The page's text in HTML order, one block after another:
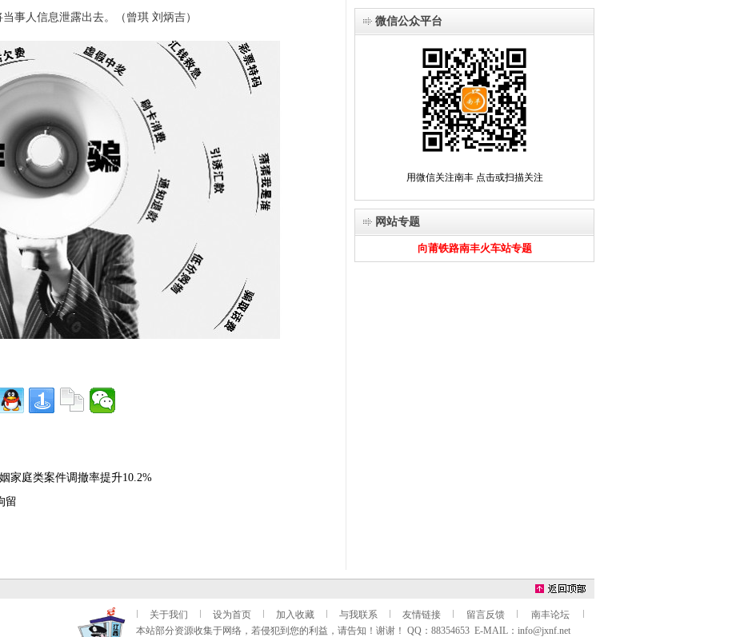
事人信息泄露出去。（曾琪 刘炳吉）
家庭类案件调撤率提升10.2%
留
微信公众平台
用微信关注南丰 点击或扫描关注
网站专题
向莆铁路南丰火车站专题
关于我们 设为首页 加入收藏 与我联系 友情链接 留言反馈
南丰论坛
本站部分资源收集于网络，若侵犯到您的利益，请告知！谢谢！ QQ：88354653 E-MAIL：info@jxnf.net